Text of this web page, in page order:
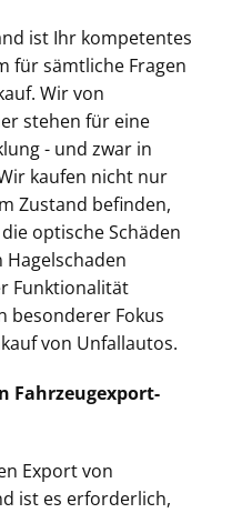
ist Ihr kompetentes
für sämtliche Fragen
Wir von
stehen für eine
- und zwar in
kaufen nicht nur
Zustand befinden,
optische Schäden
Hagelschaden
Funktionalität
besonderer Fokus
von Unfallautos.
Fahrzeugexport-
Export von
ist es erforderlich,